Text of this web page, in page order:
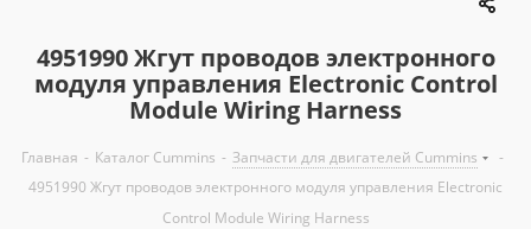
4951990 Жгут проводов электронного
модуля управления Electronic Control
Module Wiring Harness
Главная - Каталог Cummins - Запчасти для двигателей Cummins
-
4951990 Жгут проводов электронного модуля управления Electronic
Control Module Wiring Harness